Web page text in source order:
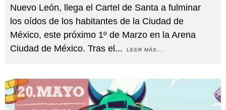
Nuevo León, llega el Cartel de Santa a fulminar
los oídos de los habitantes de la Ciudad de
México, este próximo 1º de Marzo en la Arena
Ciudad de México. Tras el ... LEER MÁS...